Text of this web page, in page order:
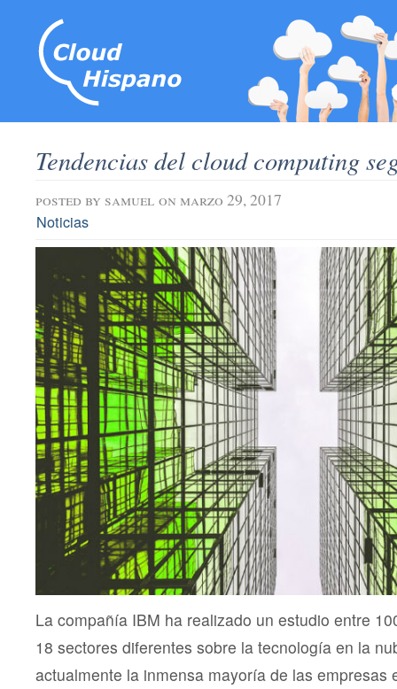
Tendencias del cloud computing
posted by samuel on marzo 29, 2017
Noticias
La compañía IBM ha realizado un estudio entre
18 sectores diferentes sobre la tecnología en la
actualmente la inmensa mayoría de las empresas